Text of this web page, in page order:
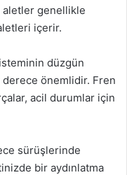
aletler genellikle
içerir.
düzgün
derece önemlidir. Fren
acil durumlar için
sürüşlerinde
bir aydınlatma